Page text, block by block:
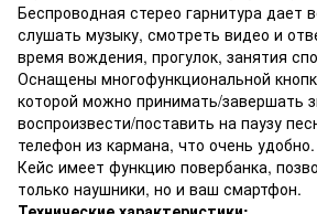
Беспроводная стерео гарнитура дает
слушать музыку, смотреть видео и
время вождения, прогулок, занятия
Оснащены многофункциональной
которой можно принимать/завершать
воспроизвести/поставить на паузу
телефон из кармана, что очень удобно.
Кейс имеет функцию повербанка,
только наушники, но и ваш смартфон.